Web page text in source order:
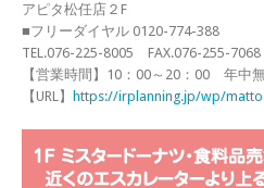
アピタ松任店２F
■フリーダイヤル 0120-774-388
TEL.076-225-8005 FAX.076-255-7068
【営業時間】10：00～20：00 年中
【URL】
https://irplanning.jp/wp/matto